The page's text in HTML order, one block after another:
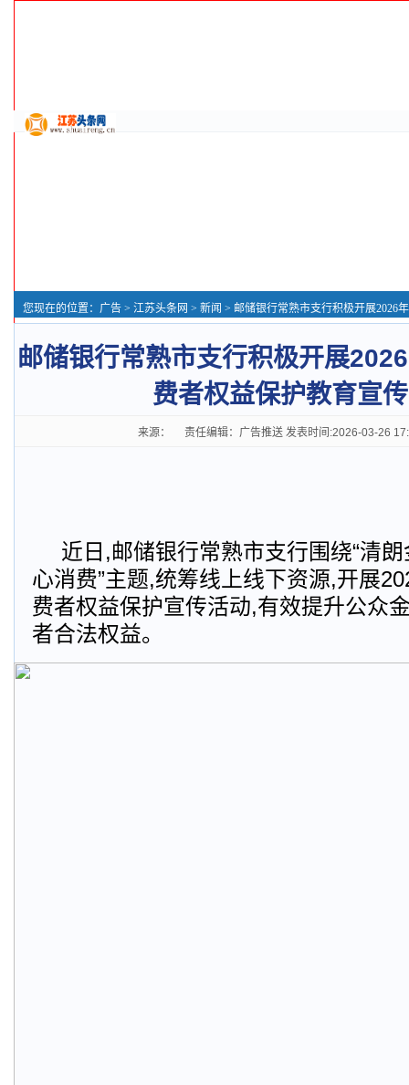
您现在的位置： 广告 > 江苏头条网 > 新闻 > 邮储银行常熟市支行积极开展2026年“3o15”金融消
邮储银行常熟市支行积极开展
费者权益保护教育宣
来源： 责任编辑：广告推送 发表时间:2026-03-26
近日,邮储银行常熟市支行围绕“清
心消费”主题,统筹线上线下资源,开展
费者权益保护宣传活动,有效提升公众
者合法权益。